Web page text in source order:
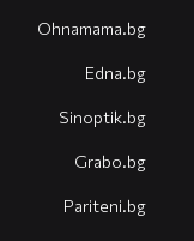
Оhnamama.bg
Edna.bg
Sinoptik.bg
Grabo.bg
Pariteni.bg